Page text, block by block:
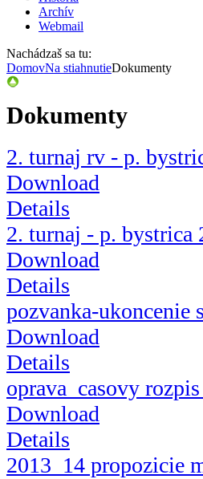
Archív
Webmail
Nachádzaš sa tu:
DomovNa stiahnutieDokumenty
Dokumenty
2. turnaj rv - p.
Download
Details
2. turnaj - p. bystrica
Download
Details
pozvanka-ukoncenie
Download
Details
oprava_casovy
Download
Details
2013_14 propozicie